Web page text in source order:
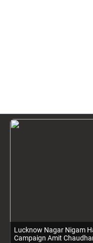
Lucknow Nagar Nigam
Campaign Amit